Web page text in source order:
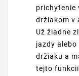
prichytenie
držiakom v
Už žiadne
jazdy
držiaku a
tejto funkcii